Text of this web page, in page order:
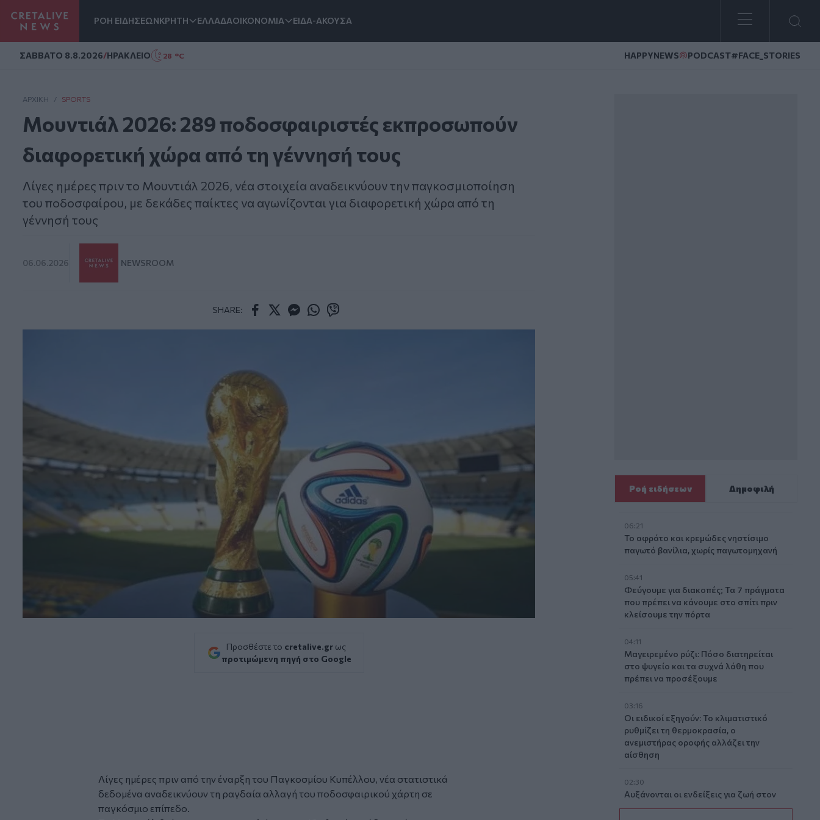
ΡΟΗ ΕΙΔΗΣΕΩΝΚΡΗΤΗ ΕΛΛΑΔΑΟΙΚΟΝΟΜΙΑ ΕΙΔΑ-ΑΚΟΥΣΑ
ΣAΒΒΑΤΟ 8.8.2026/ΗΡΑΚΛΕΙΟ 28 °C HAPPYNEWS PODCAST#FACE_STORIES
ΑΡΧΙΚΗ / SPORTS
Μουντιάλ 2026: 289 ποδοσφαιριστές εκπροσωπούν
διαφορετική χώρα από τη γέννησή τους
Λίγες ημέρες πριν το Μουντιάλ 2026, νέα στοιχεία αναδεικνύουν την παγκοσμιοποίηση
του ποδοσφαίρου, με δεκάδες παίκτες να αγωνίζονται για διαφορετική χώρα από τη
γέννησή τους
06.06.2026 NEWSROOM
SHARE:
Προσθέστε το cretalive.gr ως
προτιμώμενη πηγή στο Google
Λίγες ημέρες πριν από την έναρξη του Παγκοσμίου Κυπέλλου, νέα στατιστικά
δεδομένα αναδεικνύουν τη ραγδαία αλλαγή του ποδοσφαιρικού χάρτη σε
παγκόσμιο επίπεδο.
Ροή ειδήσεων Δημοφιλή
06:21
Το αφράτο και κρεμώδες νηστίσιμο
παγωτό βανίλια, χωρίς παγωτομηχανή
05:41
Φεύγουμε για διακοπές; Τα 7 πράγματα
που πρέπει να κάνουμε στο σπίτι πριν
κλείσουμε την πόρτα
04:11
Μαγειρεμένο ρύζι: Πόσο διατηρείται
στο ψυγείο και τα συχνά λάθη που
πρέπει να προσέξουμε
03:16
Οι ειδικοί εξηγούν: Το κλιματιστικό
ρυθμίζει τη θερμοκρασία, ο
ανεμιστήρας οροφής αλλάζει την
αίσθηση
02:30
Αυξάνονται οι ενδείξεις για ζωή στον
Άρη